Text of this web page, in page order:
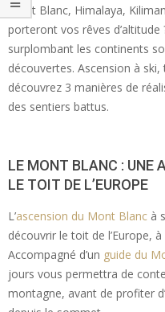
Mont Blanc, Himalaya,
porteront vos rêves
surplombant les continents
découvertes. Ascension à
découvrez 3 manières de
des sentiers battus.
LE MONT BLANC : UNE
LE TOIT DE L’EUROPE
L’ascension du Mont Blanc à
découvrir le toit de l’Europe,
Accompagné d’un guide du
jours vous permettra de
montagne, avant de profiter